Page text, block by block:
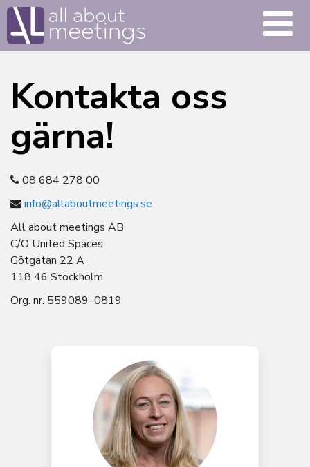
Kontakta oss
gärna!
08 684 278 00
info@allaboutmeetings.se
All about meetings AB
C/O United Spaces
Götgatan 22 A
118 46 Stockholm
Org. nr. 559089–0819